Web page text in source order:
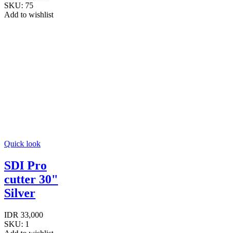
SKU: 75
Add to wishlist
Quick look
SDI Pro
cutter 30"
Silver
IDR 33,000
SKU: 1